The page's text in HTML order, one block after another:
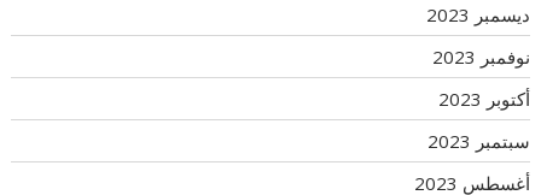
ديسمبر 2023
نوفمبر 2023
أكتوبر 2023
سبتمبر 2023
أغسطس 2023